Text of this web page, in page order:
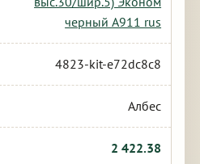
черный А911 rus
4823-kit-e72dc8c8
Албес
2 422.38